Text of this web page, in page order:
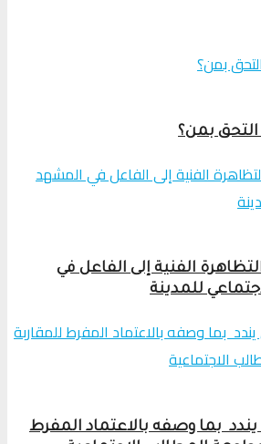
التحق بمن؟
الفنية إلى الفاعل في
للمدينة
بما وصفه بالاعتماد المفرط